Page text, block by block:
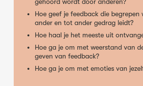
Hoe geef je feedback die
ander en tot ander gedrag leidt?
Hoe haal je het meeste uit
Hoe ga je om met weerstand van
geven van feedback?
Hoe ga je om met emoties van